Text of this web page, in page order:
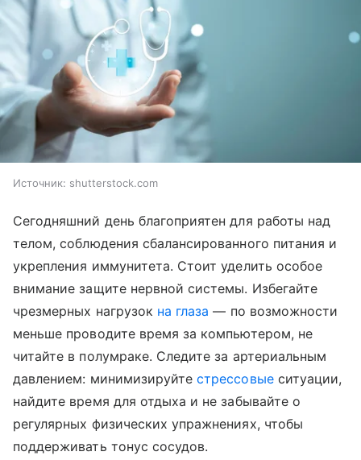
Источник: shutterstock.com
Сегодняшний день благоприятен для работы над
телом, соблюдения сбалансированного питания и
укрепления иммунитета. Стоит уделить особое
внимание защите нервной системы. Избегайте
чрезмерных нагрузок на глаза — по возможности
меньше проводите время за компьютером, не
читайте в полумраке. Следите за артериальным
давлением: минимизируйтестрессовыеситуации,
найдите время для отдыха и не забывайте о
регулярных физических упражнениях, чтобы
поддерживать тонус сосудов.